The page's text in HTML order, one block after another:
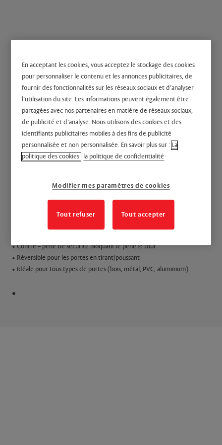
Serrure ELX axe à 50mm
Serrure ELX axe à 50mm - ELX150
Applications
en poussant pour maisons de retraite, foyers, résidences universitaires,
hôpitaux . Compatible avec le contrôle d’accès JPM SMARTair
Les plus produit
• Contre – pêne de sécurité bloquant le pêne ½ tour
• Réversible pour les portes en tirant/poussant
• Idéale pour tous types de portes (bois, métal, PVC, aluminium)
En acceptant les cookies, vous acceptez le stockage des cookies
pour personnaliser le contenu et les annonces publicitaires, de
fournir des fonctionnalités sur les réseaux sociaux et d’analyser
l’utilisation du site. Les informations peuvent également être
partagées avec nos partenaires en matière de réseaux sociaux,
de publicité et d’analyse. Nous utilisons des cookies et des
identifiants publicitaires mobiles à des fins de publicité
personnalisée et non personnalisée. En savoir plus sur : La
politique des cookies la politique de confidentialité
Modifier mes paramètres de cookies
Tout refuser Tout accepter